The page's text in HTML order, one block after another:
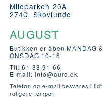
Mileparken 20A
2740 Skovlunde
AUGUST
Butikken er åben MANDAG &
ONSDAG 10-16.
Tlf. 61 33 91 66
E-mail: info@auro.dk
Telefon og e-mail besvares i lidt
roligere tempo...